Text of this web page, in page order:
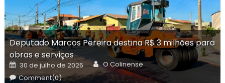
Deputado Marcos Pereira destina R$ 3 milhões para
obras e serviços
Posted
on
30 de julho de 2026 Author
O Colinense
Comment(0)